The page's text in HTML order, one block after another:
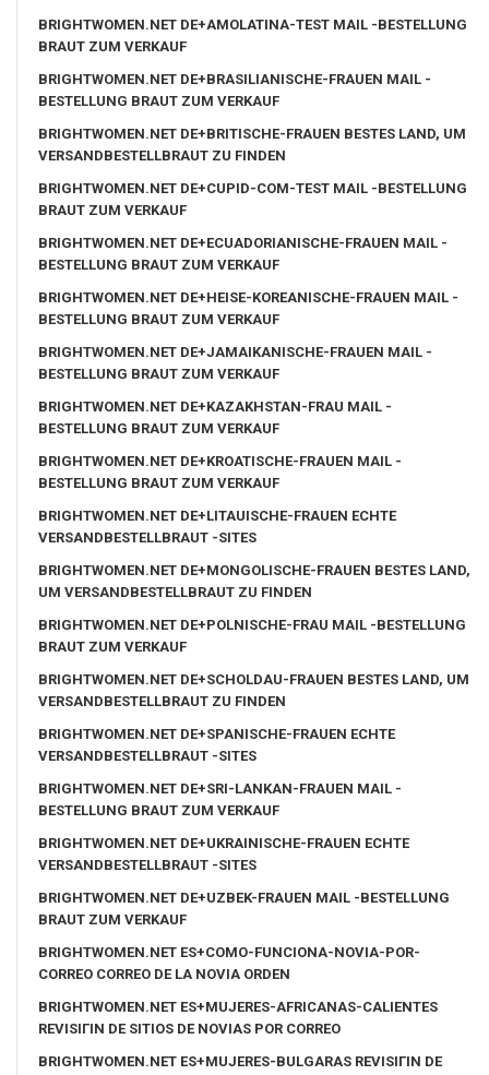
BRIGHTWOMEN.NET DE+AMOLATINA-TEST MAIL -BESTELLUNG
BRAUT ZUM VERKAUF
BRIGHTWOMEN.NET DE+BRASILIANISCHE-FRAUEN MAIL -
BESTELLUNG BRAUT ZUM VERKAUF
BRIGHTWOMEN.NET DE+BRITISCHE-FRAUEN BESTES LAND, UM
VERSANDBESTELLBRAUT ZU FINDEN
BRIGHTWOMEN.NET DE+CUPID-COM-TEST MAIL -BESTELLUNG
BRAUT ZUM VERKAUF
BRIGHTWOMEN.NET DE+ECUADORIANISCHE-FRAUEN MAIL -
BESTELLUNG BRAUT ZUM VERKAUF
BRIGHTWOMEN.NET DE+HEISE-KOREANISCHE-FRAUEN MAIL -
BESTELLUNG BRAUT ZUM VERKAUF
BRIGHTWOMEN.NET DE+JAMAIKANISCHE-FRAUEN MAIL -
BESTELLUNG BRAUT ZUM VERKAUF
BRIGHTWOMEN.NET DE+KAZAKHSTAN-FRAU MAIL -
BESTELLUNG BRAUT ZUM VERKAUF
BRIGHTWOMEN.NET DE+KROATISCHE-FRAUEN MAIL -
BESTELLUNG BRAUT ZUM VERKAUF
BRIGHTWOMEN.NET DE+LITAUISCHE-FRAUEN ECHTE
VERSANDBESTELLBRAUT -SITES
BRIGHTWOMEN.NET DE+MONGOLISCHE-FRAUEN BESTES LAND,
UM VERSANDBESTELLBRAUT ZU FINDEN
BRIGHTWOMEN.NET DE+POLNISCHE-FRAU MAIL -BESTELLUNG
BRAUT ZUM VERKAUF
BRIGHTWOMEN.NET DE+SCHOLDAU-FRAUEN BESTES LAND, UM
VERSANDBESTELLBRAUT ZU FINDEN
BRIGHTWOMEN.NET DE+SPANISCHE-FRAUEN ECHTE
VERSANDBESTELLBRAUT -SITES
BRIGHTWOMEN.NET DE+SRI-LANKAN-FRAUEN MAIL -
BESTELLUNG BRAUT ZUM VERKAUF
BRIGHTWOMEN.NET DE+UKRAINISCHE-FRAUEN ECHTE
VERSANDBESTELLBRAUT -SITES
BRIGHTWOMEN.NET DE+UZBEK-FRAUEN MAIL -BESTELLUNG
BRAUT ZUM VERKAUF
BRIGHTWOMEN.NET ES+COMO-FUNCIONA-NOVIA-POR-
CORREO CORREO DE LA NOVIA ORDEN
BRIGHTWOMEN.NET ES+MUJERES-AFRICANAS-CALIENTES
REVISIГІN DE SITIOS DE NOVIAS POR CORREO
BRIGHTWOMEN.NET ES+MUJERES-BULGARAS REVISIГІN DE